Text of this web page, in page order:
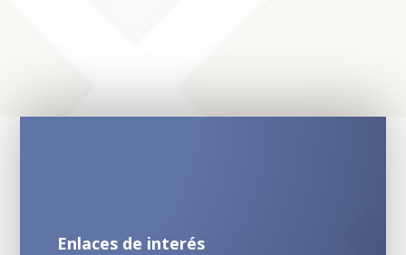
Enlaces de interés